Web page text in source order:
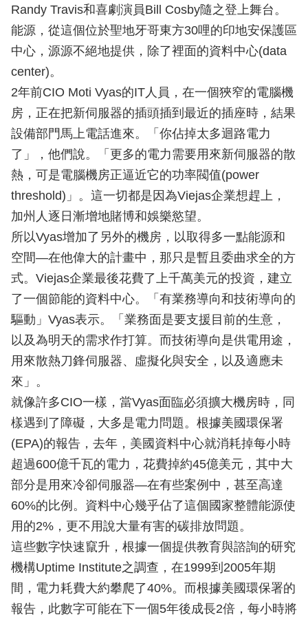
Randy Travis和喜劇演員Bill Cosby隨之登上舞台。
能源，從這個位於聖地牙哥東方30哩的印地安保護區
中心，源源不絕地提供，除了裡面的資料中心(data
center)。
2年前CIO Moti Vyas的IT人員，在一個狹窄的電腦機
房，正在把新伺服器的插頭插到最近的插座時，結果
設備部門馬上電話進來。「你佔掉太多迴路電力
了」，他們說。「更多的電力需要用來新伺服器的散
熱，可是電腦機房正逼近它的功率閥值(power
threshold)」。這一切都是因為Viejas企業想趕上，
加州人逐日漸增地賭博和娛樂慾望。
所以Vyas增加了另外的機房，以取得多一點能源和
空間—在他偉大的計畫中，那只是暫且委曲求全的方
式。Viejas企業最後花費了上千萬美元的投資，建立
了一個節能的資料中心。「有業務導向和技術導向的
驅動」Vyas表示。「業務面是要支援目前的生意，
以及為明天的需求作打算。而技術導向是供電用途，
用來散熱刀鋒伺服器、虛擬化與安全，以及適應未
來」。
就像許多CIO一樣，當Vyas面臨必須擴大機房時，同
樣遇到了障礙，大多是電力問題。根據美國環保署
(EPA)的報告，去年，美國資料中心就消耗掉每小時
超過600億千瓦的電力，花費掉約45億美元，其中大
部分是用來冷卻伺服器—在有些案例中，甚至高達
60%的比例。資料中心幾乎佔了這個國家整體能源使
用的2%，更不用說大量有害的碳排放問題。
這些數字快速竄升，根據一個提供教育與諮詢的研究
機構Uptime Institute之調查，在1999到2005年期
間，電力耗費大約攀爬了40%。而根據美國環保署的
報告，此數字可能在下一個5年後成長2倍，每小時將